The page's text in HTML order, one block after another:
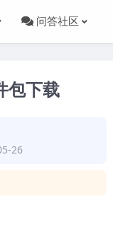
问答社区
包下载
26